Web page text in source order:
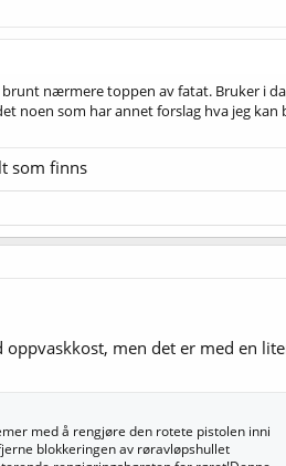
nærmere toppen av fatat. Bruker i
noen som har annet forslag hva jeg
som finns
men det er med en
med å rengjøre den rotete pistolen inni
blokkeringen av røravløpshullet